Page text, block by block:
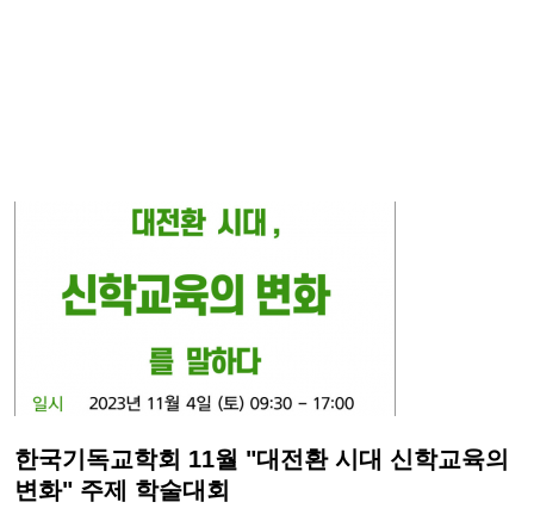
한국기독교학회 11월 "대전환 시대 신학교육의
변화" 주제 학술대회